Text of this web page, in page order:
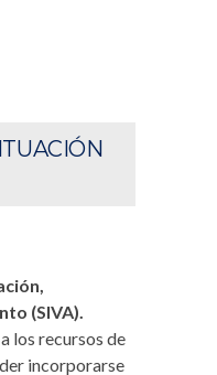
(SIVA).
los recursos de
incorporarse